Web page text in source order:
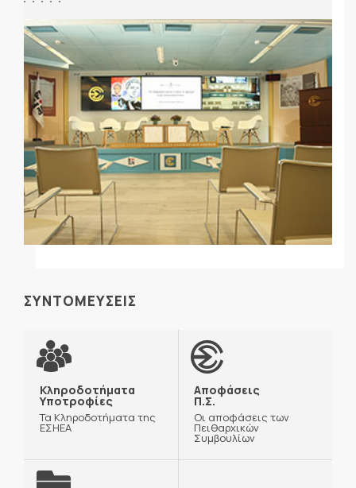
ΣΥΝΤΟΜΕΥΣΕΙΣ
Κληροδοτήματα
Υποτροφίες
Τα Κληροδοτήματα της
ΕΣΗΕΑ
Αποφάσεις
Π.Σ.
Οι αποφάσεις των
Πειθαρχικών
Συμβουλίων